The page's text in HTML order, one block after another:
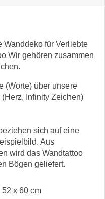
Wanddeko für Verliebte
Wir gehören zusammen
(Worte) über unsere
Infinity Zeichen)
sich auf eine
Aus
wird das Wandtattoo
Bögen geliefert.
52 x 60 cm